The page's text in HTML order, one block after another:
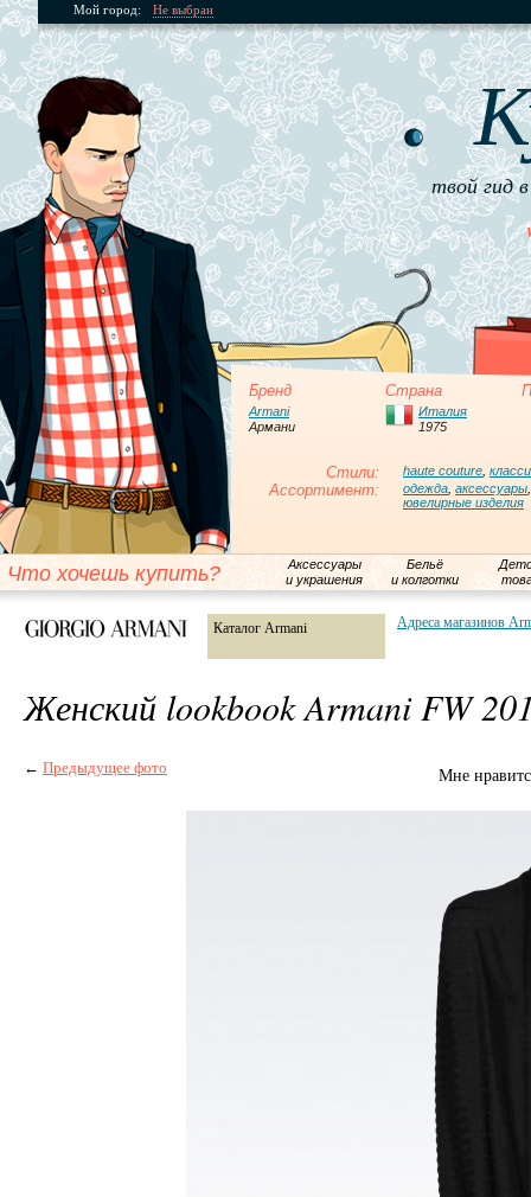
Мой город: Не выбран
твой гид
Бренд Страна
Armani
Армани
Италия
1975
Стили: haute couture
Ассортимент: одежда аксессуары
ювелирные изделия
Что хочешь купить?
Аксессуары
и украшения
Бельё
и колготки
Каталог Armani Адреса магазинов
Женский lookbook Armani FW
← Предыдущее фото Мне